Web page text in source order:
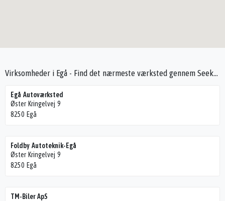
Virksomheder i Egå - Find det nærmeste værksted gennem Seek4Cars
Egå Autoværksted
Øster Kringelvej 9
8250 Egå
Foldby Autoteknik-Egå
Øster Kringelvej 9
8250 Egå
TM-Biler ApS